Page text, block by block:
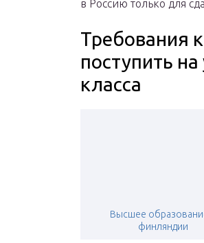
в Россию только для
Требования
поступить
класса
Высшее
финляндии